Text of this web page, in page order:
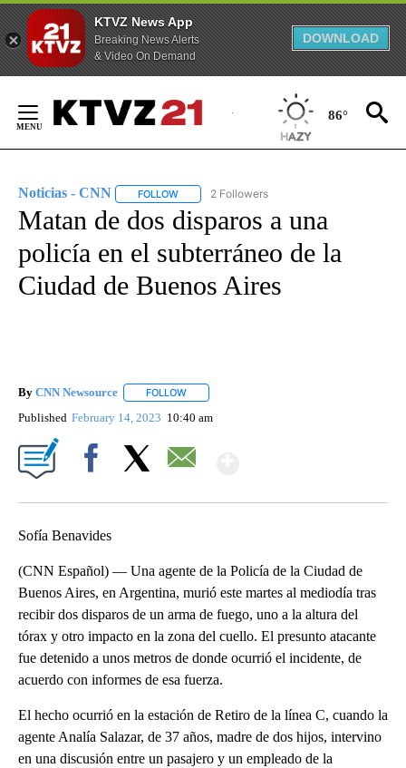
KTVZ News App
Breaking News Alerts
& Video On Demand
DOWNLOAD
Content
86°
Noticias - CNN FOLLOW FOLLOW "NOTICIAS - CNN" TO RECEIVE
2 Followers
Matan de dos disparos a una
policía en el subterráneo de la
Ciudad de Buenos Aires
By CNN Newsource FOLLOW
Published February 14, 2023 10:40 am
Sofía Benavides
(CNN Español) — Una agente de la Policía de la Ciudad de
Buenos Aires, en Argentina, murió este martes al mediodía tras
recibir dos disparos de un arma de fuego, uno a la altura del
tórax y otro impacto en la zona del cuello. El presunto atacante
fue detenido a unos metros de donde ocurrió el incidente, de
acuerdo con informes de esa fuerza.
El hecho ocurrió en la estación de Retiro de la línea C, cuando la
agente Analía Salazar, de 37 años, madre de dos hijos, intervino
en una discusión entre un pasajero y un empleado de la